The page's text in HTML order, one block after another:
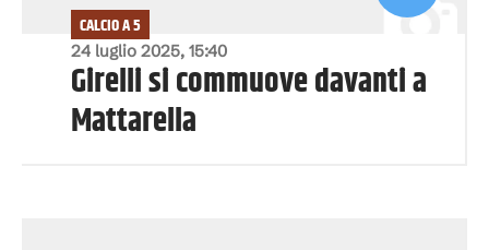
24 luglio 2025, 15:40
CALCIO A 5
Girelli si commuove davanti a
Mattarella